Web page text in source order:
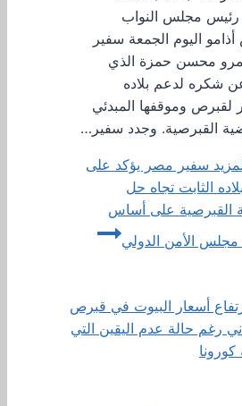
رئيس مجلس النواب
اليوم الجمعة سفير
محسن حمزة الذي
شكره لدعم بلاده
لقبرص وموقفها المبدئي
القبرصية. وجدد سفير…
سفير مصر يؤكد على
الثابت تجاه حل
القبرصية على أساس
مجلس الأمن الدولي